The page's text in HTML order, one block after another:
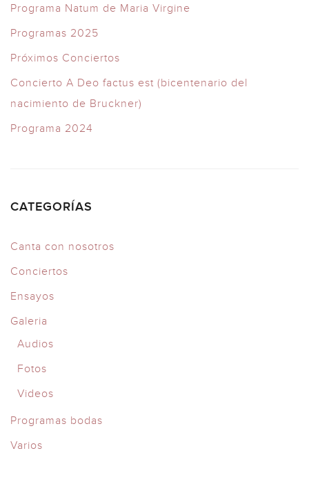
Programa Natum de Maria Virgine
Programas 2025
Próximos Conciertos
Concierto A Deo factus est (bicentenario del
nacimiento de Bruckner)
Programa 2024
CATEGORÍAS
Canta con nosotros
Conciertos
Ensayos
Galeria
Audios
Fotos
Videos
Programas bodas
Varios